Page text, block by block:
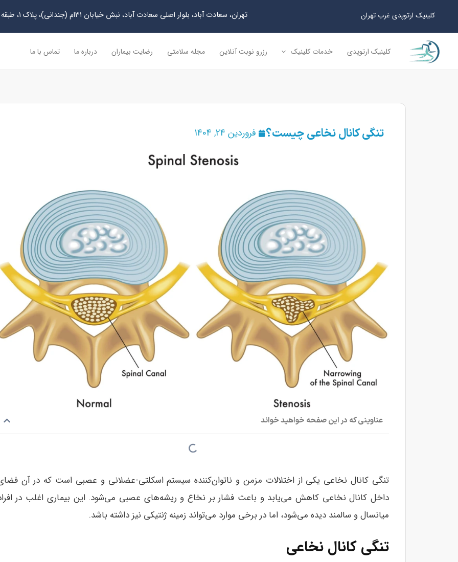
محتوا
کلینیک ارتوپدی غرب تهران تهران، سعادت آباد، بلوار اصلی سعادت آباد، نبش خیابان ۳۱ام (جندانی)، پلاک ۱، طبقه چهارم
کلینیک ارتوپدی خدمات کلینیک رزرو نوبت آنلاین مجله سلامتی رضایت بیماران درباره ما تماس با ما
تنگی کانال نخاعی چیست؟ فروردین 24, 1404
عناوینی که در این صفحه خواهید خواند
تنگی کانال نخاعی یکی از اختلالات مزمن و ناتوان‌کننده سیستم اسکلتی-عضلانی و عصبی است که در آن
داخل کانال نخاعی کاهش می‌یابد و باعث فشار بر نخاع و ریشه‌های عصبی می‌شود. این بیماری اغلب در
میانسال و سالمند دیده می‌شود، اما در برخی موارد می‌تواند زمینه ژنتیکی نیز داشته باشد.
تنگی کانال نخاعی